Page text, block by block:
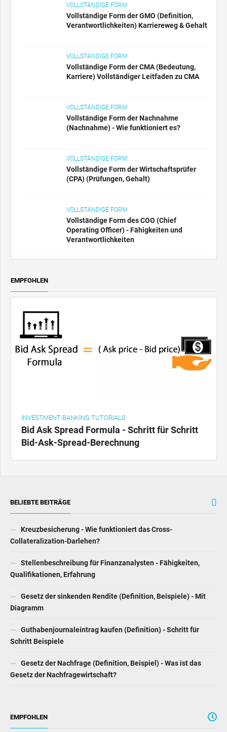
VOLLSTÄNDIGE FORM
Vollständige Form der GMO (Definition,
Verantwortlichkeiten) Karriereweg & Gehalt
VOLLSTÄNDIGE FORM
Vollständige Form der CMA (Bedeutung,
Karriere) Vollständiger Leitfaden zu CMA
VOLLSTÄNDIGE FORM
Vollständige Form der Nachnahme
(Nachnahme) - Wie funktioniert es?
VOLLSTÄNDIGE FORM
Vollständige Form der Wirtschaftsprüfer
(CPA) (Prüfungen, Gehalt)
VOLLSTÄNDIGE FORM
Vollständige Form des COO (Chief
Operating Officer) - Fähigkeiten und
Verantwortlichkeiten
EMPFOHLEN
INVESTMENT BANKING TUTORIALS
Bid Ask Spread Formula - Schritt für Schritt
Bid-Ask-Spread-Berechnung
BELIEBTE BEITRÄGE
Kreuzbesicherung - Wie funktioniert das Cross-
Collateralization-Darlehen?
Stellenbeschreibung für Finanzanalysten - Fähigkeiten,
Qualifikationen, Erfahrung
Gesetz der sinkenden Rendite (Definition, Beispiele) - Mit
Diagramm
Guthabenjournaleintrag kaufen (Definition) - Schritt für
Schritt Beispiele
Gesetz der Nachfrage (Definition, Beispiel) - Was ist das
Gesetz der Nachfragewirtschaft?
EMPFOHLEN